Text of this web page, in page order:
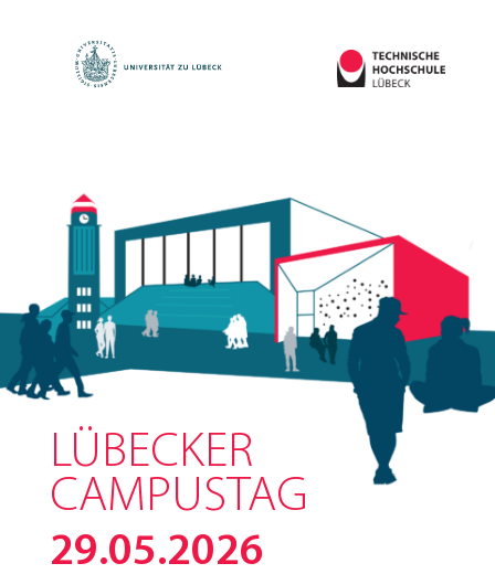
LÜBECKER
CAMPUSTAG
29.05.2026